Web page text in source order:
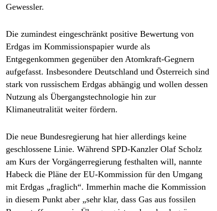
Gewessler.
Die zumindest eingeschränkt positive Bewertung von
Erdgas im Kommissionspapier wurde als
Entgegenkommen gegenüber den Atomkraft-Gegnern
aufgefasst. Insbesondere Deutschland und Österreich sind
stark von russischem Erdgas abhängig und wollen dessen
Nutzung als Übergangstechnologie hin zur
Klimaneutralität weiter fördern.
Die neue Bundesregierung hat hier allerdings keine
geschlossene Linie. Während SPD-Kanzler Olaf Scholz
am Kurs der Vorgängerregierung festhalten will, nannte
Habeck die Pläne der EU-Kommission für den Umgang
mit Erdgas „fraglich“. Immerhin mache die Kommission
in diesem Punkt aber „sehr klar, dass Gas aus fossilen